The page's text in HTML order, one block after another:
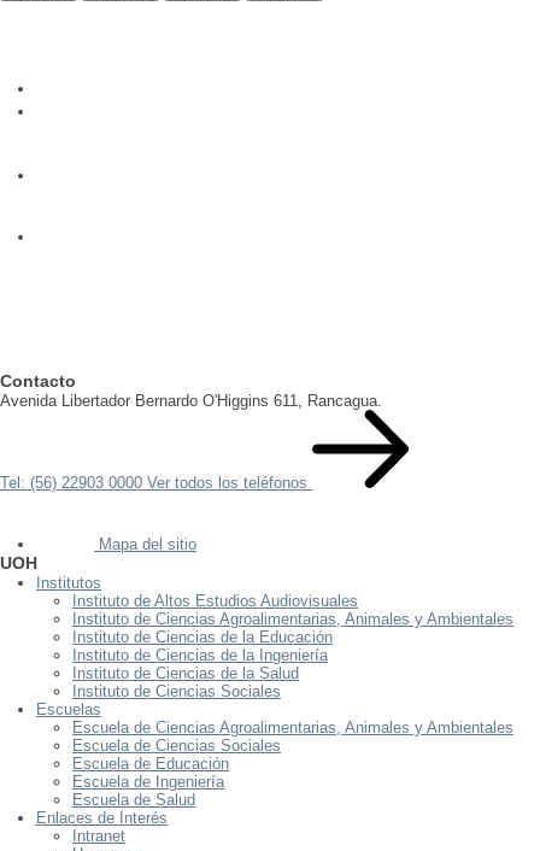
Contacto
Avenida Libertador Bernardo O'Higgins 611, Rancagua.
Tel: (56) 22903 0000 Ver todos los teléfonos
Mapa del sitio
UOH
Institutos
Instituto de Altos Estudios Audiovisuales
Instituto de Ciencias Agroalimentarias, Animales y Ambientales
Instituto de Ciencias de la Educación
Instituto de Ciencias de la Ingeniería
Instituto de Ciencias de la Salud
Instituto de Ciencias Sociales
Escuelas
Escuela de Ciencias Agroalimentarias, Animales y Ambientales
Escuela de Ciencias Sociales
Escuela de Educación
Escuela de Ingeniería
Escuela de Salud
Enlaces de Interés
Intranet